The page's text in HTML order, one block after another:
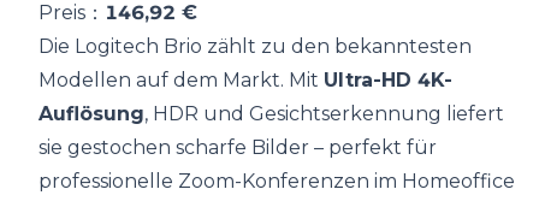
Preis： 146,92 €
Die Logitech Brio zählt zu den bekanntesten
Modellen auf dem Markt. Mit Ultra-HD 4K-
Auflösung, HDR und Gesichtserkennung liefert
sie gestochen scharfe Bilder – perfekt für
professionelle Zoom-Konferenzen im Homeoffice